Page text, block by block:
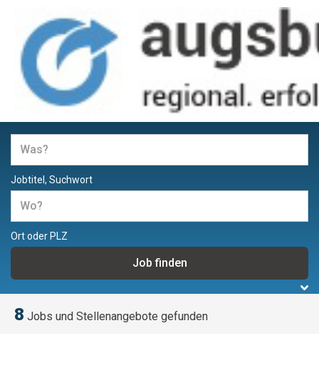
Jobs und Stellenangebote in
Augsburg
Jobtitel, Suchwort
Ort oder PLZ
8 Jobs und Stellenangebote gefunden